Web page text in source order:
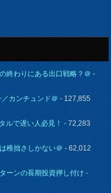
終わりにある出口戦略？＠-
カンチュンド＠- 127,855
ルで遅い人必見！- 72,283
稚拙さしかない＠- 62,012
ーンの長期投資押し付け-